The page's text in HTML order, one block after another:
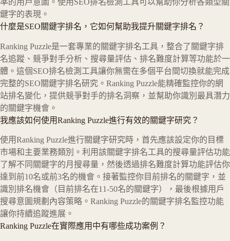
鍵字的表現。
什麼是SEO關鍵字排名，它如何幫助我提升關鍵字排名？
Ranking Puzzle是一套專業的關鍵字排名工具，整合了關鍵字排
名追蹤、競爭對手分析、搜尋量評估、排名難度計算等功能於一
體。這個SEO排名檢測工具讓你無需在多個平台間切換就能完成
完整的SEO關鍵字排名研究。Ranking Puzzle能精確監控你的網
站排名變化，提供競爭對手的排名洞察，並幫助你識別最具潛力
的關鍵字機會。
我應該如何使用Ranking Puzzle進行有效的關鍵字研究？
使用Ranking Puzzle進行關鍵字研究時，首先應該設定你的目標
市場和主要業務類別。利用該關鍵字排名工具的搜尋量評估功能
了解不同關鍵字的月搜尋量，然後透過排名難度計算功能評估你
達到前10名或前3名的機會。接著監控你目前排名的關鍵字，並
識別排名機會（目前排名在11-50名的關鍵字），最後根據用戶
搜尋意圖規劃內容策略。Ranking Puzzle的關鍵字排名監控功能
讓你持續追蹤進展。
Ranking Puzzle在實際應用中有哪些成功案例？